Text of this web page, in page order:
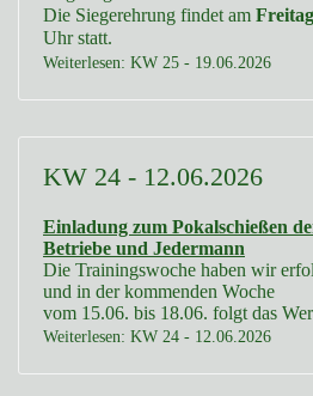
Die Siegerehrung findet am
Uhr statt.
Weiterlesen: KW 25 - 19.06.2026
KW 24 - 12.06.2026
Einladung zum Pokalschießen
Betriebe und Jedermann
Die Trainingswoche haben wir
und in der kommenden Woche
vom 15.06. bis 18.06. folgt das
Weiterlesen: KW 24 - 12.06.2026